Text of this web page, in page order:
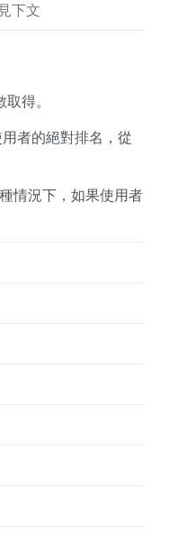
下文
得。
者的絕對排名，從
情況下，如果使用者